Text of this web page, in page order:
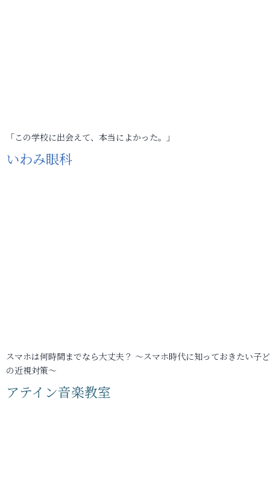
「この学校に出会えて、本当によかった。」
いわみ眼科
スマホは何時間までなら大丈夫？ ～スマホ時代に知っておきたい子
の近視対策～
アテイン音楽教室